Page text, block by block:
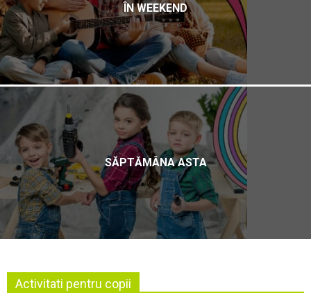
ÎN WEEKEND
SĂPTĂMÂNA ASTA
Activitati pentru copii